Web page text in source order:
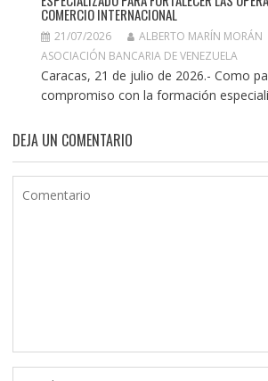
COMERCIO INTERNACIONAL
21/07/2026
ALBERTO MARÍN MORÁN
ASOCIACIÓN BANCARIA DE VENEZUELA
Caracas, 21 de julio de 2026.- Como
compromiso con la formación
DEJA UN COMENTARIO